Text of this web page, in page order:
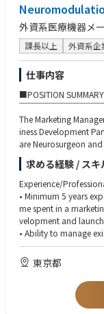
タンス基準を満たし
・お客様から直接依頼
・市場からの製品デー
・製品に関するフィ
・サポートコストを
めに、認定技術者を主
・業務システム内のデ
・新たなスキルを身に
を常に把握するために
■評価指標（KPI）
・顧客満足度（NPS）
・初回訪問での修理完
・問い合わせ対応件数
・問題解決までの対応
・技術研修の修了状況
・サービス品質およ
・スポーツに打ち込
外資系医療機器メ
課長以上 外資系企
仕事内容
■POSITION SUMMARY
￣￣￣￣￣￣￣￣￣￣
The Marketing
iness Development
are Neurosurgeon
responsibility of
y through:
■ESSENTIAL JOB
￣￣￣￣￣￣￣￣￣￣
• Assist Marketing
d building the
• Supervise future
ent;
• Deliver cross-
o achieve unit and
g various activities
ory, clinical,
求める経験 / スキ
Experience/
• Minimum 5 years
me spent in a
velopment and
• Ability to manage
• Having the
• Marketing technical
OL management, etc.);
• Ability to
• Ability to work with
東京都